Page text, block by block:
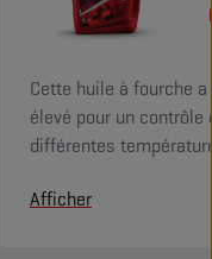
Cette huile à fourche
élevé pour un
différentes
élastomères grâce à
Afficher